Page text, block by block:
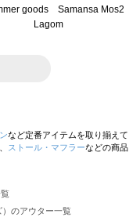
など定番アイテムを取り揃えて
ストール・マフラーなどの商品
のアウター一覧